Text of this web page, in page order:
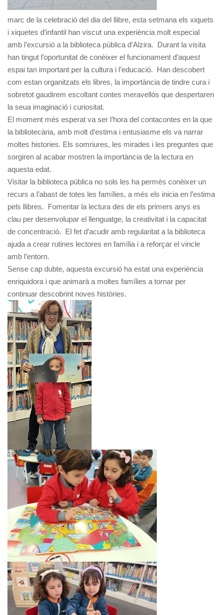
marc de la celebració del dia del llibre, esta setmana els xiquets
i xiquetes d’infantil han viscut una experiència molt especial
amb l’excursió a la biblioteca pública d’Alzira. Durant la visita
han tingut l’oportunitat de conèixer el funcionament d’aquest
espai tan important per la cultura i l’educació. Han descobert
com estan organitzats els libres, la importància de tindre cura i
sobretot gaudirem escoltant contes meravellós que despertaren
la seua imaginació i curiositat.
El moment més esperat va ser l’hora del contacontes en la que
la bibliotecària, amb molt d’estima i entusiasme els va narrar
moltes histories. Els somriures, les mirades i les preguntes que
sorgiren al acabar mostren la importància de la lectura en
aquesta edat.
Visitar la biblioteca pública no sols les ha permès conèixer un
recurs a l’abast de totes les famílies, a més els inicia en l’estima
pels llibres. Fomentar la lectura des de els primers anys es
clau per desenvolupar el llenguatge, la creativitat i la capacitat
de concentració. El fet d’acudir amb regularitat a la biblioteca
ajuda a crear rutines lectores en família i a reforçar el vincle
amb l’entorn.
Sense cap dubte, aquesta excursió ha estat una experiència
enriquidora i que animarà a moltes famílies a tornar per
continuar descobrint noves històries.